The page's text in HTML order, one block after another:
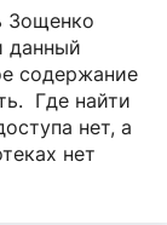
Зощенко
данный
содержание
Где найти
нет, а
нет